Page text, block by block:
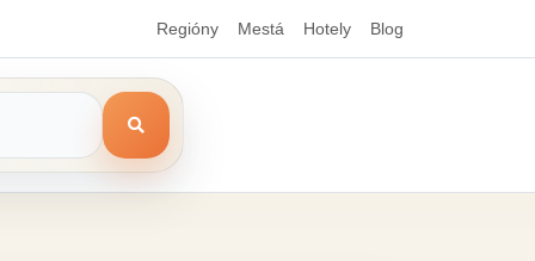
Regióny Mestá Hotely Blog